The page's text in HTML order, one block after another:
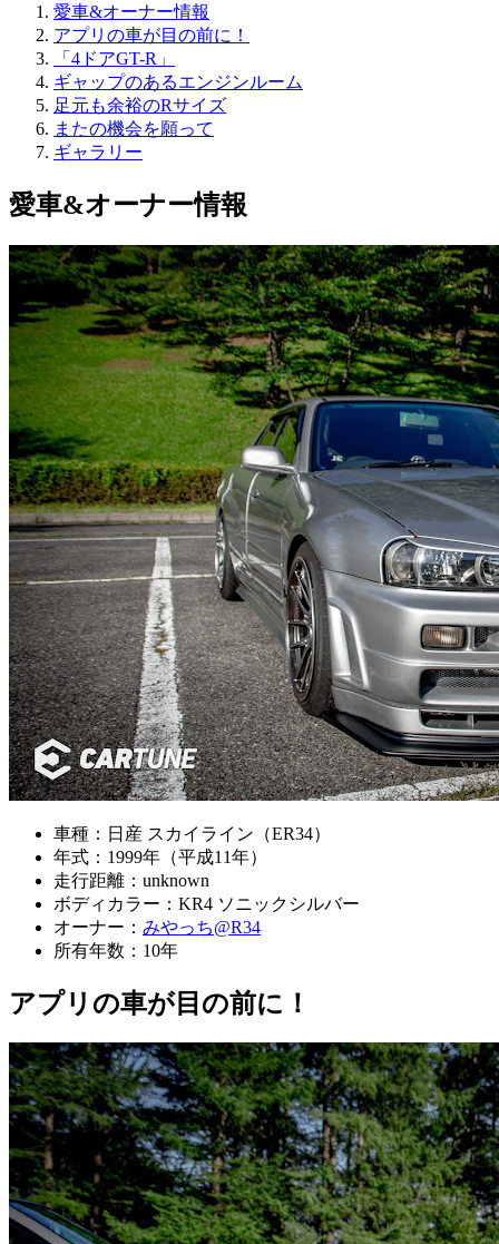
愛車&オーナー情報
アプリの車が目の前に！
「4ドアGT-R」
ギャップのあるエンジンルーム
足元も余裕のRサイズ
またの機会を願って
ギャラリー
愛車&オーナー情報
車種：日産 スカイライン（ER34）
年式：1999年（平成11年）
走行距離：unknown
ボディカラー：KR4 ソニックシルバー
オーナー： みやっち@R34
所有年数：10年
アプリの車が目の前に！